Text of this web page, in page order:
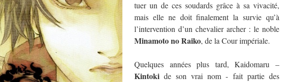
tuer un de ces soudards grâce à sa vivacité,
mais elle ne doit finalement la survie qu’à
l’intervention d’un chevalier archer : le noble
Minamoto no Raiko, de la Cour impériale.
Quelques années plus tard, Kaidomaru –
Kintoki de son vrai nom - fait partie des